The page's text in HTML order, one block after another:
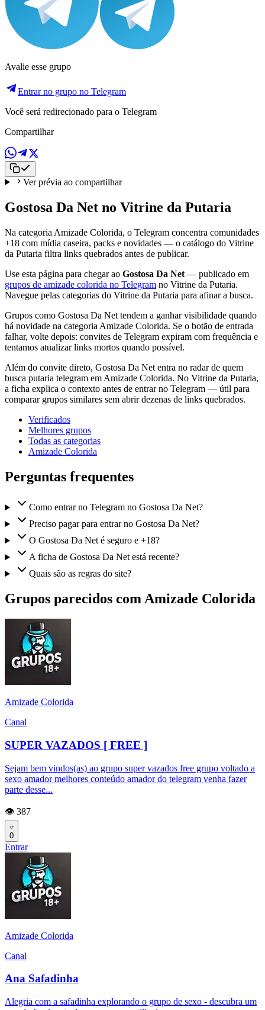
Avalie esse grupo
Entrar no grupo no Telegram
Você será redirecionado para o Telegram
Compartilhar
Ver prévia ao compartilhar
Gostosa Da Net no Vitrine da Putaria
Na categoria Amizade Colorida, o Telegram concentra comunidades
+18 com mídia caseira, packs e novidades — o catálogo do Vitrine
da Putaria filtra links quebrados antes de publicar.
Use esta página para chegar ao Gostosa Da Net — publicado em
grupos de amizade colorida no Telegram no Vitrine da Putaria.
Navegue pelas categorias do Vitrine da Putaria para afinar a busca.
Grupos como Gostosa Da Net tendem a ganhar visibilidade quando
há novidade na categoria Amizade Colorida. Se o botão de entrada
falhar, volte depois: convites de Telegram expiram com frequência e
tentamos atualizar links mortos quando possível.
Além do convite direto, Gostosa Da Net entra no radar de quem
busca putaria telegram em Amizade Colorida. No Vitrine da Putaria,
a ficha explica o contexto antes de entrar no Telegram — útil para
comparar grupos similares sem abrir dezenas de links quebrados.
Verificados
Melhores grupos
Todas as categorias
Amizade Colorida
Perguntas frequentes
Como entrar no Telegram no Gostosa Da Net?
Preciso pagar para entrar no Gostosa Da Net?
O Gostosa Da Net é seguro e +18?
A ficha de Gostosa Da Net está recente?
Quais são as regras do site?
Grupos parecidos com Amizade Colorida
Amizade Colorida
Canal
SUPER VAZADOS [ FREE ]
Sejam bem vindos(as) ao grupo super vazados free grupo voltado a
sexo amador melhores conteúdo amador do telegram venha fazer
parte desse...
👁️ 387
0
Entrar
Amizade Colorida
Canal
Ana Safadinha
Alegria com a safadinha explorando o grupo de sexo - descubra um